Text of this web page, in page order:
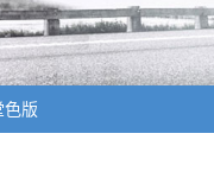
色版